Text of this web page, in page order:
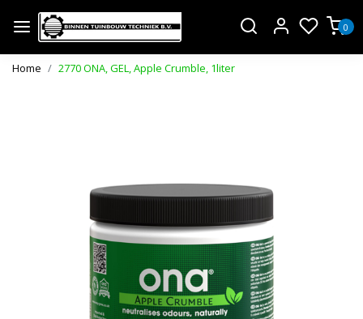
0
Home 2770 ONA, GEL, Apple Crumble, 1liter